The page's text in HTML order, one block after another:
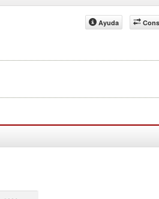
Ayuda